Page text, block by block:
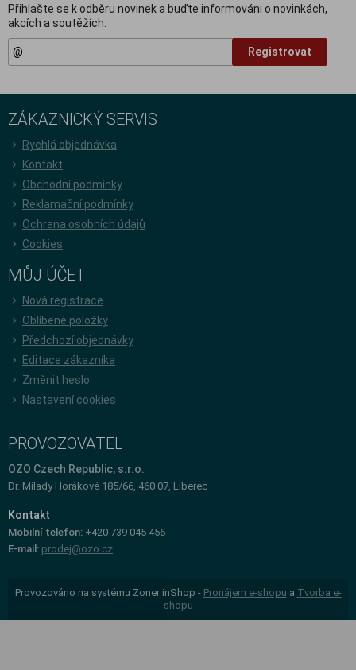
Přihlašte se k odběru novinek a buďte informováni o novinkách,
akcích a soutěžích.
Registrovat
ZÁKAZNICKÝ SERVIS
Rychlá objednávka
Kontakt
Obchodní podmínky
Reklamační podmínky
Ochrana osobních údajů
Cookies
MŮJ ÚČET
Nová registrace
Oblíbené položky
Předchozí objednávky
Editace zákazníka
Změnit heslo
Nastavení cookies
PROVOZOVATEL
OZO Czech Republic, s.r.o.
Dr. Milady Horákové 185/66, 460 07, Liberec
Kontakt
Mobilní telefon: +420 739 045 456
E-mail: prodej@ozo.cz
Provozováno na systému Zoner inShop - Pronájem e-shopu a Tvorba e-
shopu